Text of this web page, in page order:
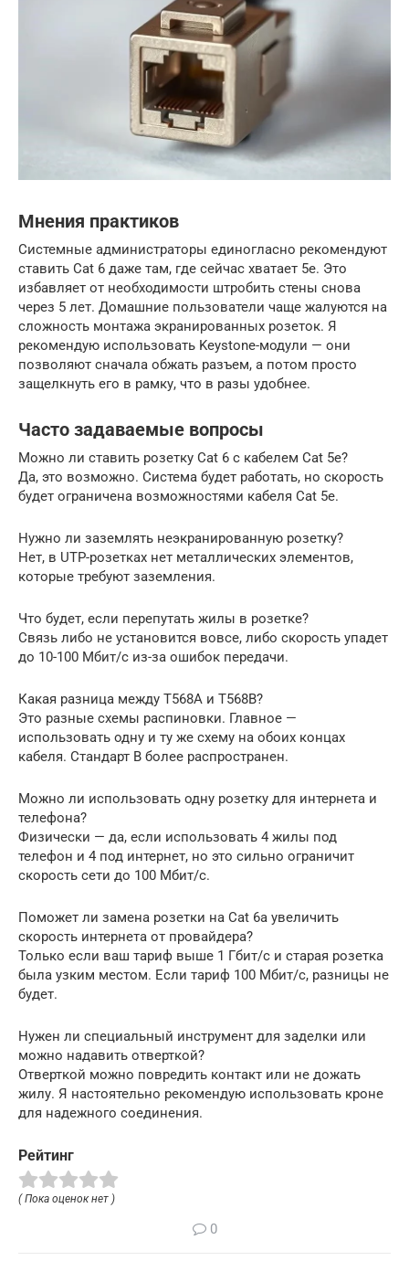
Мнения практиков
Системные администраторы единогласно рекомендуют
ставить Cat 6 даже там, где сейчас хватает 5e. Это
избавляет от необходимости штробить стены снова
через 5 лет. Домашние пользователи чаще жалуются на
сложность монтажа экранированных розеток. Я
рекомендую использовать Keystone-модули — они
позволяют сначала обжать разъем, а потом просто
защелкнуть его в рамку, что в разы удобнее.
Часто задаваемые вопросы
Можно ли ставить розетку Cat 6 с кабелем Cat 5e?
Да, это возможно. Система будет работать, но скорость
будет ограничена возможностями кабеля Cat 5e.
Нужно ли заземлять неэкранированную розетку?
Нет, в UTP-розетках нет металлических элементов,
которые требуют заземления.
Что будет, если перепутать жилы в розетке?
Связь либо не установится вовсе, либо скорость упадет
до 10-100 Мбит/с из-за ошибок передачи.
Какая разница между T568A и T568B?
Это разные схемы распиновки. Главное —
использовать одну и ту же схему на обоих концах
кабеля. Стандарт B более распространен.
Можно ли использовать одну розетку для интернета и
телефона?
Физически — да, если использовать 4 жилы под
телефон и 4 под интернет, но это сильно ограничит
скорость сети до 100 Мбит/с.
Поможет ли замена розетки на Cat 6a увеличить
скорость интернета от провайдера?
Только если ваш тариф выше 1 Гбит/с и старая розетка
была узким местом. Если тариф 100 Мбит/с, разницы не
будет.
Нужен ли специальный инструмент для заделки или
можно надавить отверткой?
Отверткой можно повредить контакт или не дожать
жилу. Я настоятельно рекомендую использовать кроне
для надежного соединения.
Рейтинг
( Пока оценок нет )
0